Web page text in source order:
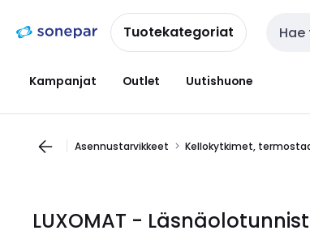
navigointiinsisältöönTuotekategoriat Haku
Kampanjat Outlet Uutishuone
Asennustarvikkeet Kellokytkimet,
LUXOMAT -